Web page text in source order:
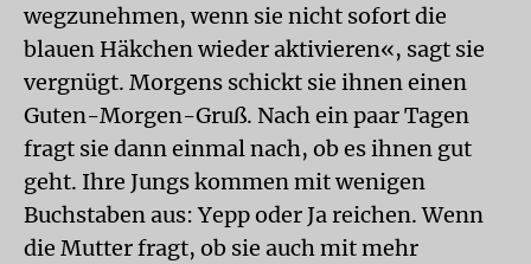
wegzunehmen, wenn sie nicht sofort die
blauen Häkchen wieder aktivieren«, sagt sie
vergnügt. Morgens schickt sie ihnen einen
Guten-Morgen-Gruß. Nach ein paar Tagen
fragt sie dann einmal nach, ob es ihnen gut
geht. Ihre Jungs kommen mit wenigen
Buchstaben aus: Yepp oder Ja reichen. Wenn
die Mutter fragt, ob sie auch mit mehr